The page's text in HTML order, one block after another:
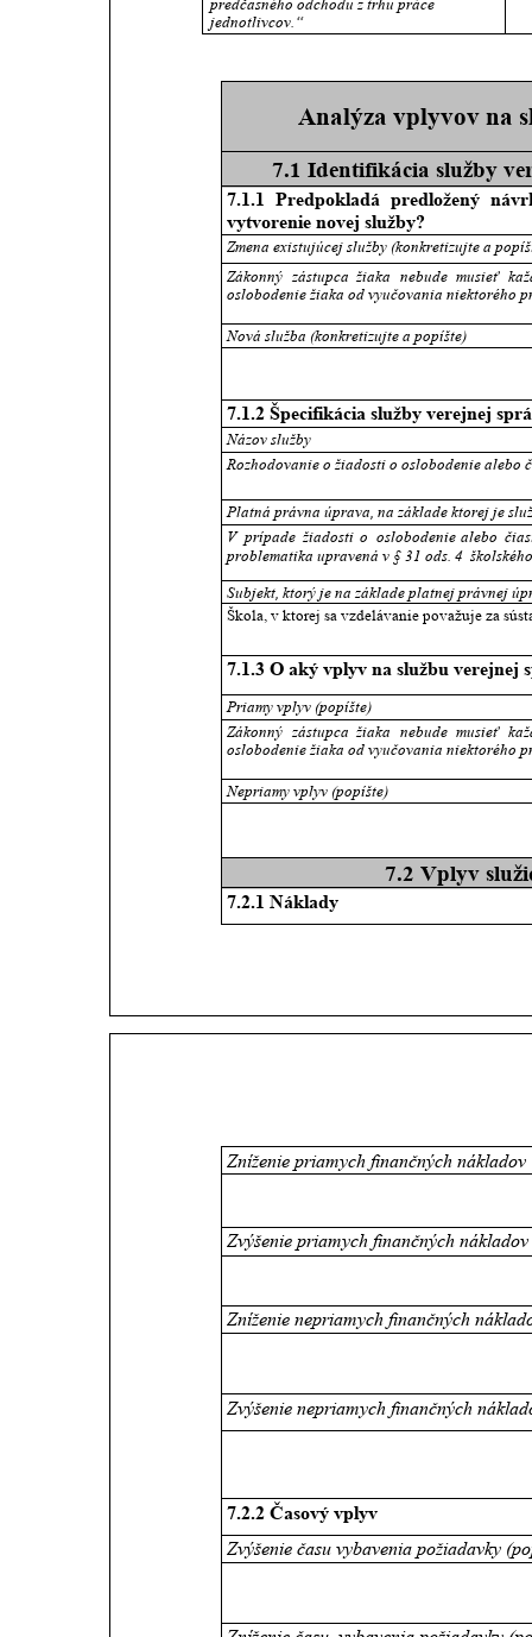
predčasného odchodu z trhu práce
jednotlivcov.“
Analýza vplyvov na
7.1 Identifikácia služby
7.1.1 Predpokladá predložený
vytvorenie novej služby?
Zmena existujúcej služby (konkretizujte a
Zákonný zástupca žiaka nebude musieť
oslobodenie žiaka od vyučovania niektorého
Nová služba (konkretizujte a popíšte)
7.1.2 Špecifikácia služby verejnej
Názov služby
Rozhodovanie o žiadosti o oslobodenie alebo
Platná právna úprava, na základe ktorej je
V prípade žiadosti o oslobodenie alebo
problematika upravená v § 31 ods. 4
Subjekt, ktorý je na základe platnej právnej
Škola, v ktorej sa vzdelávanie považuje za
7.1.3 O aký vplyv na službu verejnej
Priamy vplyv (popíšte)
Zákonný zástupca žiaka nebude musieť
oslobodenie žiaka od vyučovania niektorého
Nepriamy vplyv (popíšte)
7.2 Vplyv
7.2.1 Náklady
Zníženie priamych finančných nákladov
Zvýšenie priamych finančných nákladov
Zníženie nepriamych finančných
Zvýšenie nepriamych finančných
7.2.2 Časový vplyv
Zvýšenie času vybavenia požiadavky